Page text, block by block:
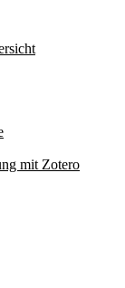
mit Zotero